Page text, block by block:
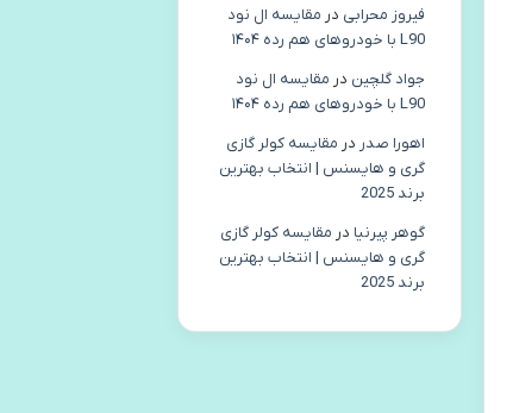
فیروز محرابی در مقایسه ال نود
L90 با خودروهای هم رده ۱۴۰۴
جواد گلچین در مقایسه ال نود
L90 با خودروهای هم رده ۱۴۰۴
اهورا صدر در مقایسه کولر گازی
گری و هایسنس | انتخاب بهترین
برند 2025
گوهر پیرنیا در مقایسه کولر گازی
گری و هایسنس | انتخاب بهترین
برند 2025